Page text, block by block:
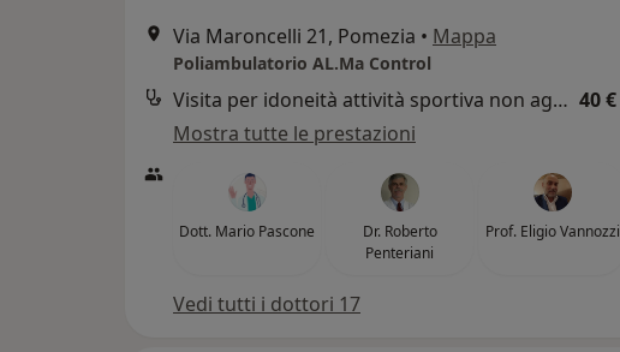
Via Maroncelli 21, Pomezia • Mappa
Poliambulatorio AL.Ma Control
Visita per idoneità attività sportiva non agonistica 40 €
Mostra tutte le prestazioni
Dott. Mario Pascone
Dr. Roberto
Penteriani
Prof. Eligio Vannozzi
Vedi tutti i dottori 17